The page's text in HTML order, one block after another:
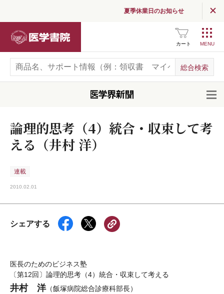
夏季休業日のお知らせ
カート
論理的思考（4）統合・収束して考
える（井村 洋）
連載
2010.02.01
シェアする
医長のためのビジネス塾
〔第12回〕論理的思考（4）統合・収束して考える
井村 洋（飯塚病院総合診療科部長）